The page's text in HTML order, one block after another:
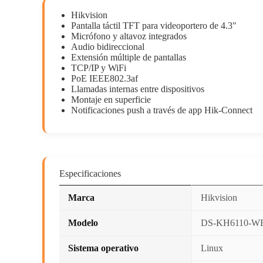
Hikvision
Pantalla táctil TFT para videoportero de 4.3″
Micrófono y altavoz integrados
Audio bidireccional
Extensión múltiple de pantallas
TCP/IP y WiFi
PoE IEEE802.3af
Llamadas internas entre dispositivos
Montaje en superficie
Notificaciones push a través de app Hik-Connect
Especificaciones
Marca Hikvision
Modelo DS-KH6110-
Sistema operativo Linux